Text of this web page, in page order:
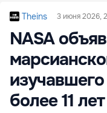
Theins 3 июня 2026,
NASA
более 11 лет